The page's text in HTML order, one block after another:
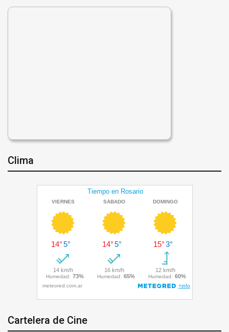
Clima
Cartelera de Cine